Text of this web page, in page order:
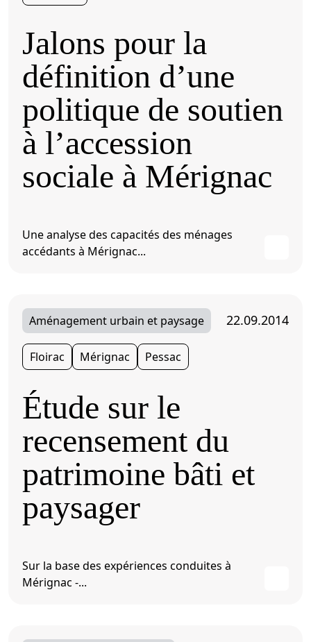
Jalons pour la
définition d’une
politique de soutien
à l’accession
sociale à Mérignac
Une analyse des capacités des ménages
accédants à Mérignac...
Aménagement urbain et paysage 22.09.2014
Floirac Mérignac Pessac
Étude sur le
recensement du
patrimoine bâti et
paysager
Sur la base des expériences conduites à
Mérignac -...